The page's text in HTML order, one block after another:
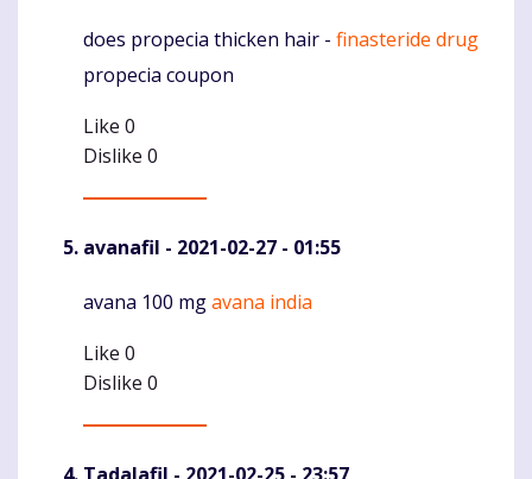
Komentaras
does propecia thicken hair - finasteride drug
propecia coupon
Like 0
Dislike 0
avanafil - 2021-02-27 - 01:55
Komentaras
avana 100 mgavana india
Like 0
Dislike 0